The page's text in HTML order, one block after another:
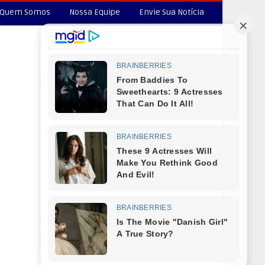
Quem Somos Nossa Equipe Envie Sua Notícia